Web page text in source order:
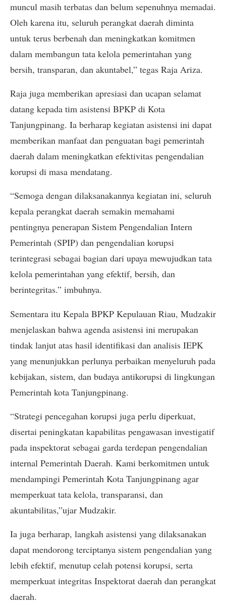
muncul masih terbatas dan belum sepenuhnya memadai.
Oleh karena itu, seluruh perangkat daerah diminta
untuk terus berbenah dan meningkatkan komitmen
dalam membangun tata kelola pemerintahan yang
bersih, transparan, dan akuntabel,” tegas Raja Ariza.
Raja juga memberikan apresiasi dan ucapan selamat
datang kepada tim asistensi BPKP di Kota
Tanjungpinang. Ia berharap kegiatan asistensi ini dapat
memberikan manfaat dan penguatan bagi pemerintah
daerah dalam meningkatkan efektivitas pengendalian
korupsi di masa mendatang.
“Semoga dengan dilaksanakannya kegiatan ini, seluruh
kepala perangkat daerah semakin memahami
pentingnya penerapan Sistem Pengendalian Intern
Pemerintah (SPIP) dan pengendalian korupsi
terintegrasi sebagai bagian dari upaya mewujudkan tata
kelola pemerintahan yang efektif, bersih, dan
berintegritas.” imbuhnya.
Sementara itu Kepala BPKP Kepulauan Riau, Mudzakir
menjelaskan bahwa agenda asistensi ini merupakan
tindak lanjut atas hasil identifikasi dan analisis IEPK
yang menunjukkan perlunya perbaikan menyeluruh pada
kebijakan, sistem, dan budaya antikorupsi di lingkungan
Pemerintah kota Tanjungpinang.
“Strategi pencegahan korupsi juga perlu diperkuat,
disertai peningkatan kapabilitas pengawasan investigatif
pada inspektorat sebagai garda terdepan pengendalian
internal Pemerintah Daerah. Kami berkomitmen untuk
mendampingi Pemerintah Kota Tanjungpinang agar
memperkuat tata kelola, transparansi, dan
akuntabilitas,”ujar Mudzakir.
Ia juga berharap, langkah asistensi yang dilaksanakan
dapat mendorong terciptanya sistem pengendalian yang
lebih efektif, menutup celah potensi korupsi, serta
memperkuat integritas Inspektorat daerah dan perangkat
daerah.